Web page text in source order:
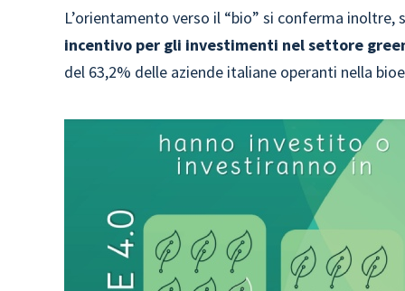
L’orientamento verso il “bio” si conferma
incentivo per gli investimenti nel settore
del 63,2% delle aziende italiane operanti nella